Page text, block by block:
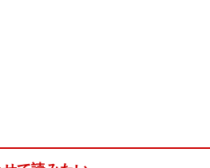
ばお分かりかと思うのですが、